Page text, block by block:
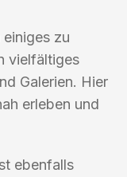
zu
vielfältiges
Galerien. Hier
erleben und
ebenfalls